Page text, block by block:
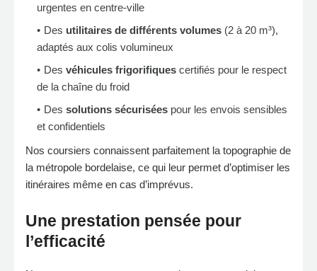
urgentes en centre-ville
Des utilitaires de différents volumes (2 à 20 m³),
adaptés aux colis volumineux
Des véhicules frigorifiques certifiés pour le respect
de la chaîne du froid
Des solutions sécurisées pour les envois sensibles
et confidentiels
Nos coursiers connaissent parfaitement la topographie de
la métropole bordelaise, ce qui leur permet d’optimiser les
itinéraires même en cas d’imprévus.
Une prestation pensée pour
l’efficacité